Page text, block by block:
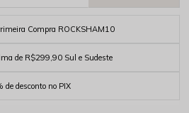
Compra ROCKSHAM10
de R$299,90 Sul e Sudeste
de desconto no PIX